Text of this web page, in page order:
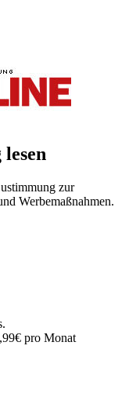
zur
Werbemaßnahmen.
pro Monat